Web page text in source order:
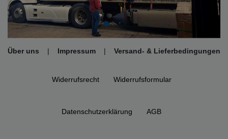
Über uns | Impressum | Versand- & Lieferbedingungen
Widerrufs­recht Widerrufs­formular
Daten­schutz­erklärung AGB